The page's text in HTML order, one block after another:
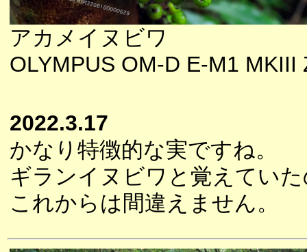
アカメイヌビワ
OLYMPUS OM-D E-M1
2022.3.17
かなり特徴的な実ですね。
ギランイヌビワと覚えてい
これからは間違えません。